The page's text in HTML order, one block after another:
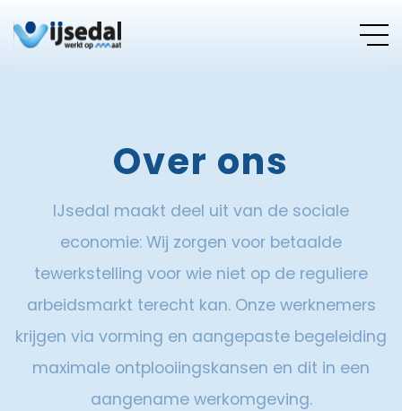
Over ons
IJsedal maakt deel uit van de sociale
economie: Wij zorgen voor betaalde
tewerkstelling voor wie niet op de reguliere
arbeidsmarkt terecht kan. Onze werknemers
krijgen via vorming en aangepaste begeleiding
maximale ontplooiingskansen en dit in een
aangename werkomgeving.